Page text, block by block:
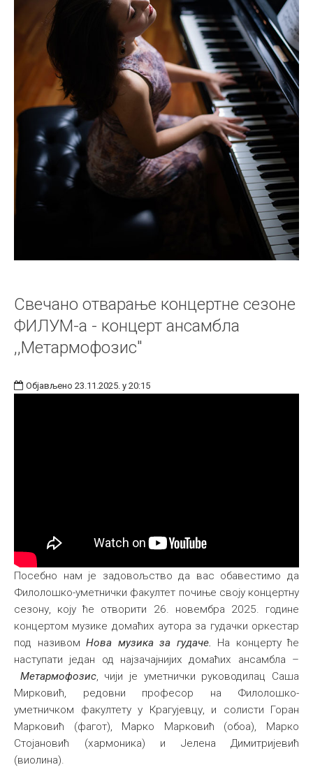
Свечано отварање концертне сезоне
ФИЛУМ-а - концерт ансамбла
,,Метармофозис"
Објављено 23.11.2025. у 20:15
Посебно нам је задовољство да вас обавестимо да
Филолошко-уметнички факултет почиње своју концертну
сезону, коју ће отворити 26. новембра 2025. године
концертом музике домаћих аутора за гудачки оркестар
под називом Нова музика за гудаче. На концерту ће
наступати један од најзачајнијих домаћих ансамбла –
Метармофозис, чији је уметнички руководилац Саша
Мирковић, редовни професор на Филолошко-
уметничком факултету у Крагујевцу, и солисти Горан
Марковић (фагот), Марко Марковић (обоа), Марко
Стојановић (хармоника) и Јелена Димитријевић
(виолина).